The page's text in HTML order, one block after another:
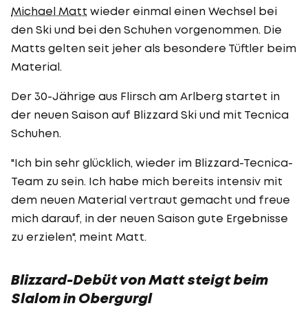
Michael Matt wieder einmal einen Wechsel bei
den Ski und bei den Schuhen vorgenommen. Die
Matts gelten seit jeher als besondere Tüftler beim
Material.
Der 30-Jährige aus Flirsch am Arlberg startet in
der neuen Saison auf Blizzard Ski und mit Tecnica
Schuhen.
"Ich bin sehr glücklich, wieder im Blizzard-Tecnica-
Team zu sein. Ich habe mich bereits intensiv mit
dem neuen Material vertraut gemacht und freue
mich darauf, in der neuen Saison gute Ergebnisse
zu erzielen", meint Matt.
Blizzard-Debüt von Matt steigt beim
Slalom in Obergurgl